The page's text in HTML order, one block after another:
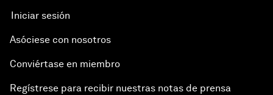
Iniciar sesión
Asóciese con nosotros
Conviértase en miembro
Regístrese para recibir nuestras notas de prensa